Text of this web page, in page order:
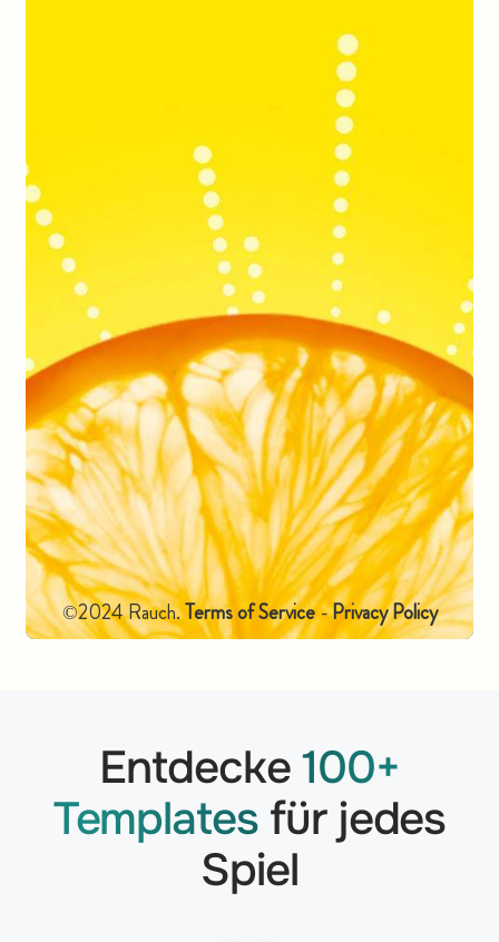
Entdecke100+
Templates für jedes
Spiel